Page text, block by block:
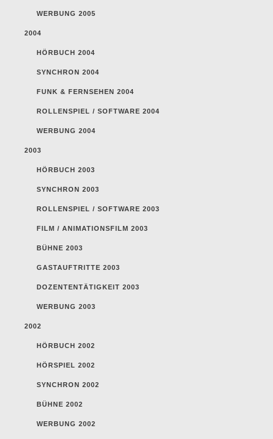
WERBUNG 2005
2004
HÖRBUCH 2004
SYNCHRON 2004
FUNK & FERNSEHEN 2004
ROLLENSPIEL / SOFTWARE 2004
WERBUNG 2004
2003
HÖRBUCH 2003
SYNCHRON 2003
ROLLENSPIEL / SOFTWARE 2003
FILM / ANIMATIONSFILM 2003
BÜHNE 2003
GASTAUFTRITTE 2003
DOZENTENTÄTIGKEIT 2003
WERBUNG 2003
2002
HÖRBUCH 2002
HÖRSPIEL 2002
SYNCHRON 2002
BÜHNE 2002
WERBUNG 2002